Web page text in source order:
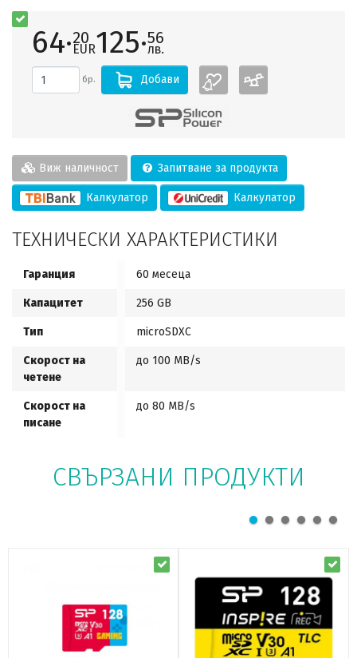
64·20
EUR125·56
лв.
бр. Добави
Виж наличност Запитване за продукта
Калкулатор Калкулатор
ТЕХНИЧЕСКИ ХАРАКТЕРИСТИКИ
Гаранция 60 месеца
Капацитет 256 GB
Тип microSDXC
Скорост на
четене
до 100 MB/s
Скорост на
писане
до 80 MB/s
СВЪРЗАНИ ПРОДУКТИ